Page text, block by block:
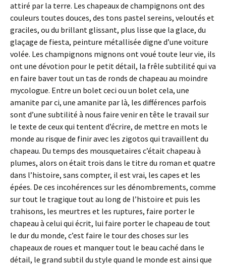
attiré par la terre. Les chapeaux de champignons ont des
couleurs toutes douces, des tons pastel sereins, veloutés et
graciles, ou du brillant glissant, plus lisse que la glace, du
glaçage de fiesta, peinture métallisée digne d’une voiture
volée. Les champignons mignons ont voué toute leur vie, ils
ont une dévotion pour le petit détail, la frêle subtilité qui va
en faire baver tout un tas de ronds de chapeau au moindre
mycologue. Entre un bolet ceci ou un bolet cela, une
amanite par ci, une amanite par là, les différences parfois
sont d’une subtilité à nous faire venir en tête le travail sur
le texte de ceux qui tentent d’écrire, de mettre en mots le
monde au risque de finir avec les zigotos qui travaillent du
chapeau. Du temps des mousquetaires c’était chapeau à
plumes, alors on était trois dans le titre du roman et quatre
dans l’histoire, sans compter, il est vrai, les capes et les
épées. De ces incohérences sur les dénombrements, comme
sur tout le tragique tout au long de l’histoire et puis les
trahisons, les meurtres et les ruptures, faire porter le
chapeau à celui qui écrit, lui faire porter le chapeau de tout
le dur du monde, c’est faire le tour des choses sur les
chapeaux de roues et manquer tout le beau caché dans le
détail, le grand subtil du style quand le monde est ainsi que